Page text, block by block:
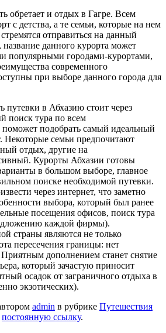
обретает и отдых в Гагре. Всем
с детства, а те семьи, которые на нем
отправиться на данный
данного курорта может
популярными городами-курортами,
современного
при выборе данного города для
путевки в Абхазию стоит через
поиск тура по всем
поможет подобрать самый идеальный
Некоторые семьи предпочитают
отдых, другие на
Курорты Абхазии готовы
в большом выборе, главное
поиске необходимой путевки.
через интернет, что заметно
выбора, который был ранее
посещения офисов, поиск тура
каждой фирмы).
страны являются не только
пересечения границы: нет
дополнением станет снятие
который зачастую приносит
осадок от заграничного отдыха в
экзотических).
admin в рубрике Путешествия
постоянную ссылку.